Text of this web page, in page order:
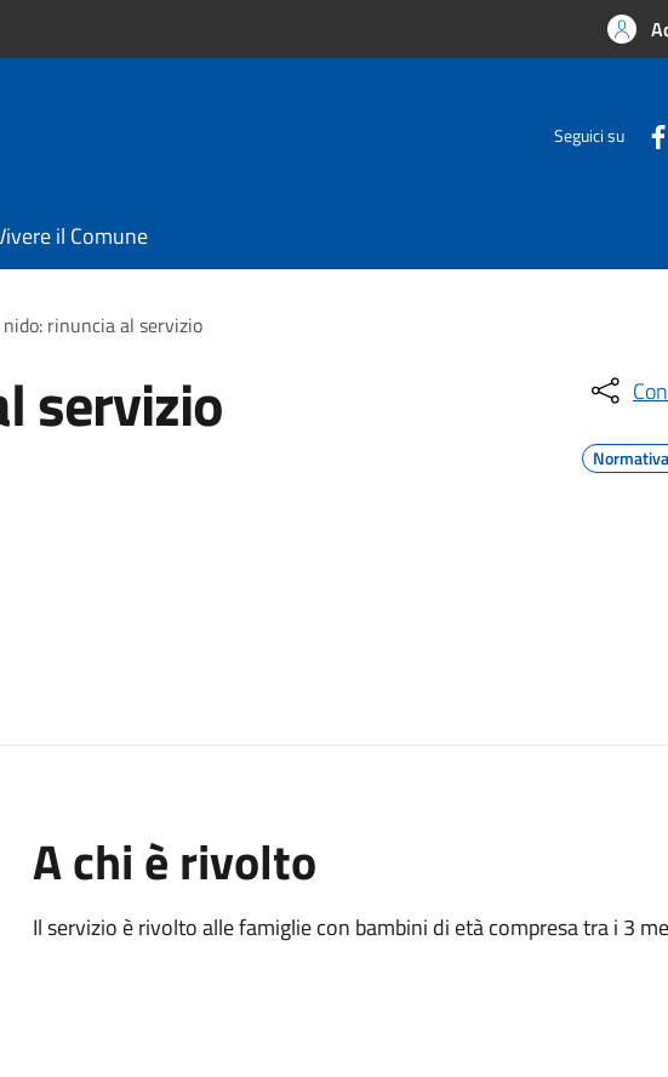
Seguici su
il Comune
rinuncia al servizio
servizio
A chi è rivolto
Il servizio è rivolto alle famiglie con bambini di età compresa tra i 3